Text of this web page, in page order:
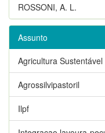
ROSSONI, A. L.
Assunto
Agricultura Sustentável
Agrossilvipastoril
Ilpf